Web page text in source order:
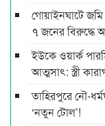
গোয়াইনঘাটে
৭ জনের বিরুদ্ধে
ইউকে ওয়ার্ক
আত্মসাৎ: স্ত্রী
তাহিরপুরে নৌ-
‘নতুন টোল’!